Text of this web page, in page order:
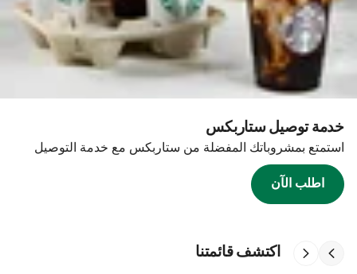
خدمة توصيل ستاربكس
استمتع بمشروباتك المفضلة من ستاربكس مع خدمة التوصيل
اطلب الآن
اكتشف قائمتنا